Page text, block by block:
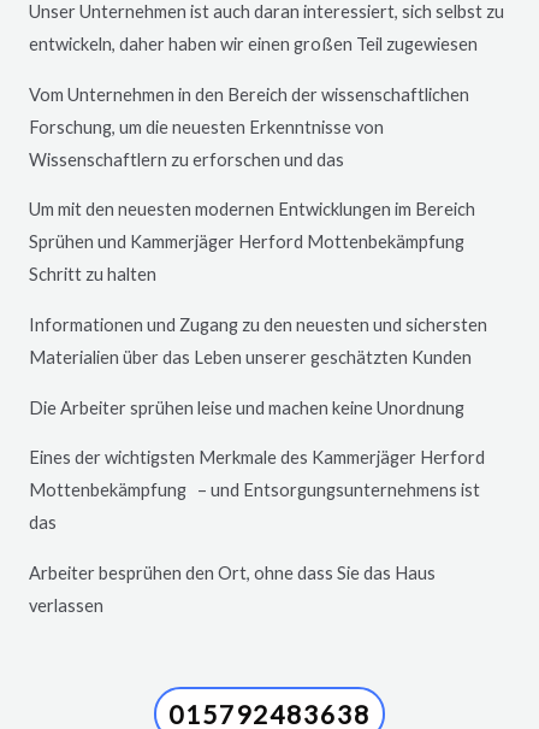
Unser Unternehmen ist auch daran interessiert, sich selbst zu
entwickeln, daher haben wir einen großen Teil zugewiesen
Vom Unternehmen in den Bereich der wissenschaftlichen
Forschung, um die neuesten Erkenntnisse von
Wissenschaftlern zu erforschen und das
Um mit den neuesten modernen Entwicklungen im Bereich
Sprühen und Kammerjäger Herford Mottenbekämpfung
Schritt zu halten
Informationen und Zugang zu den neuesten und sichersten
Materialien über das Leben unserer geschätzten Kunden
Die Arbeiter sprühen leise und machen keine Unordnung
Eines der wichtigsten Merkmale des Kammerjäger Herford
Mottenbekämpfung – und Entsorgungsunternehmens ist
das
Arbeiter besprühen den Ort, ohne dass Sie das Haus
verlassen
015792483638